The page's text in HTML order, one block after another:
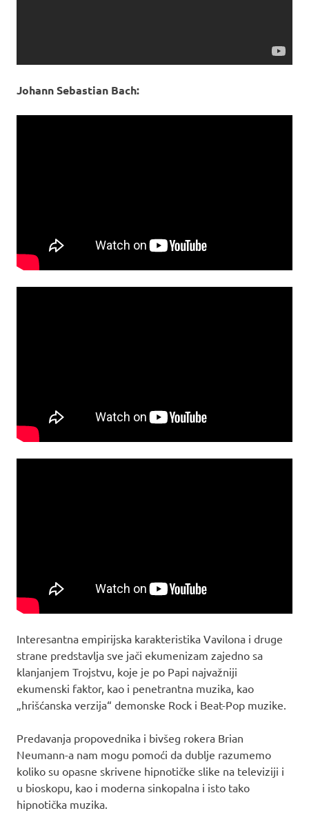
Johann Sebastian Bach:
Interesantna empirijska karakteristika Vavilona i druge
strane predstavlja sve jači ekumenizam zajedno sa
klanjanjem Trojstvu, koje je po Papi najvažniji
ekumenski faktor, kao i penetrantna muzika, kao
„hrišćanska verzija“ demonske Rock i Beat-Pop muzike.
Predavanja propovednika i bivšeg rokera Brian
Neumann-a nam mogu pomoći da dublje razumemo
koliko su opasne skrivene hipnotičke slike na televiziji i
u bioskopu, kao i moderna sinkopalna i isto tako
hipnotička muzika.